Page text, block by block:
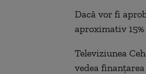
Dacă vor fi
aproximativ
Televiziunea
vedea